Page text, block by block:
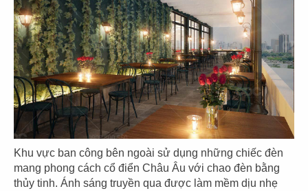
Khu vực ban công bên ngoài sử dụng những chiếc đèn
mang phong cách cổ điển Châu Âu với chao đèn bằng
thủy tinh. Ánh sáng truyền qua được làm mềm dịu nhẹ
IPPUDO RAMEN
CN Lê Thánh Tôn - Q.1
JIN DIN ROU
CN Vincom Đồng Khởi - Q.1
87
CN PXL - Q.Bình Thạnh
88
SUSHI WAY
CN Phạm Ngọc Thạch - Q.3